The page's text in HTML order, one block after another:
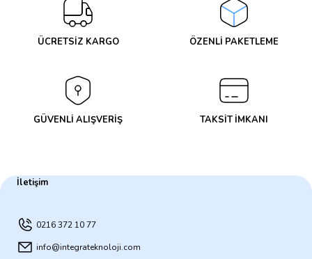
ÜCRETSİZ KARGO ÖZENLİ PAKETLEME
GÜVENLİ ALIŞVERİŞ TAKSİT İMKANI
İletişim
0216 372 10 77
info@integrateknoloji.com